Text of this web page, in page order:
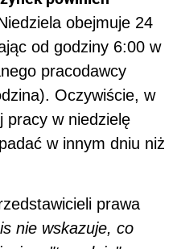
obejmuje 24
od godziny 6:00 w
pracodawcy
Oczywiście, w
pracy w niedzielę
w innym dniu niż
prawa
nie wskazuje, co